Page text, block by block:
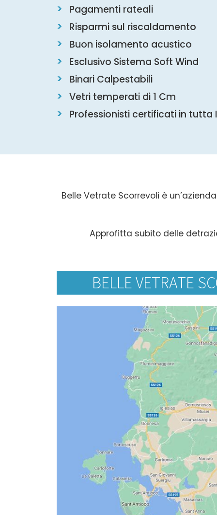
Pagamenti rateali
Risparmi sul riscaldamento
Buon isolamento acustico
Esclusivo Sistema Soft Wind
Binari Calpestabili
Vetri temperati di 1 Cm
Professionisti certificati in tutta
Belle Vetrate Scorrevoli è
Approfitta subito delle
BELLE VETRATE